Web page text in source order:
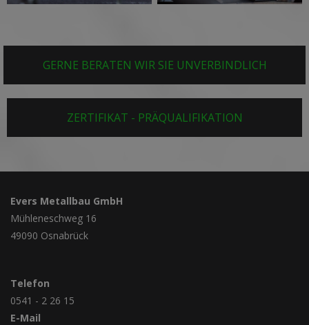
GERNE BERATEN WIR SIE UNVERBINDLICH
ZERTIFIKAT - PRÄQUALIFIKATION
Evers Metallbau GmbH
Mühleneschweg 16
49090 Osnabrück
Telefon
0541 - 2 26 15
E-Mail